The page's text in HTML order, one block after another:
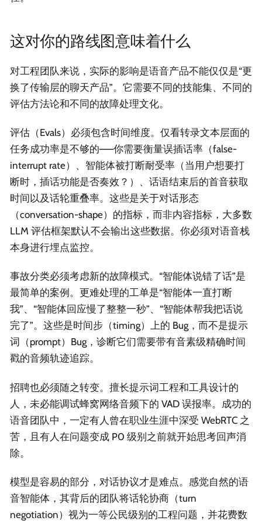
这对你的路线图意味着什么
对工程团队来说，实际的影响是语音产品不能仅仅是“更
换了传输层的聊天产品”。它需要不同的技能集、不同的
评估方法论和不同的故障处理文化。
评估（Evals）必须包含时间维度。仅看转录文本层面的
任务成功率是不够的——你需要衡量误插话率（false-
interrupt rate）、智能体被打断耐受率（当用户想要打
断时，插话功能是否奏效？）、话语结束后的首音获取
时间以及话轮重叠率。这些是关于对话形态
（conversation-shape）的指标，而非内容指标，大多数
LLM 评估框架默认不会输出这些数据。你必须对语音栈
本身进行埋点监控。
事故分类必须考虑新的故障模式。“智能体说错了话”是
最简单的案例。更难处理的工单是“智能体一直打断
我”、“智能体回应慢了整整一秒”、“智能体帮我把话说
完了”。这些是时间步（timing）上的 Bug，而不是提示
词（prompt）Bug，诊断它们需要带有音素级精确时间
戳的音频轨迹追踪。
招聘也必须随之转变。擅长提示词工程和工具设计的
人，未必能调试蜂窝网络音频下的 VAD 误报率。成功的
语音团队中，一定有人曾在职业生涯中深受 WebRTC 之
苦，且有人在问题变成 P0 级别之前就开始思考回声消
除。
模型是容易的部分，对话协议才是难点。感觉自然的语
音智能体，其背后的团队将话轮协商（turn
negotiation）视为一等公民级别的工程问题，并花费数